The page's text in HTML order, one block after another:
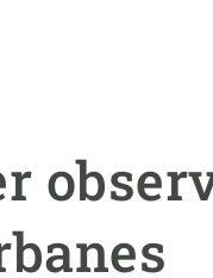
ecosistemes
Solucions
Política i